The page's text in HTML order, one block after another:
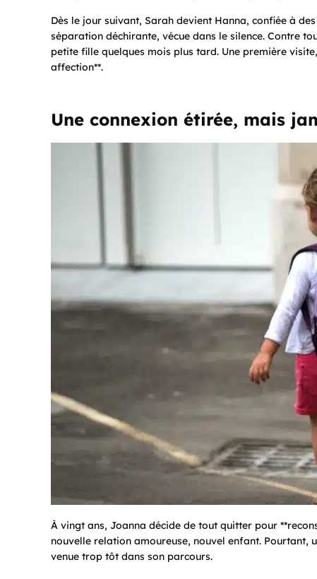
Dès le jour suivant, Sarah devient Hanna, confiée à
séparation déchirante, vécue dans le silence. Contre
petite fille quelques mois plus tard. Une première
affection**.
Une connexion étirée, mais
À vingt ans, Joanna décide de tout quitter pour
nouvelle relation amoureuse, nouvel enfant. Pourtant,
venue trop tôt dans son parcours.